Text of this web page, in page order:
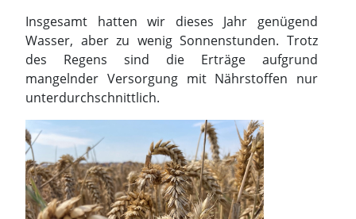
Insgesamt hatten wir dieses Jahr genügend
Wasser, aber zu wenig Sonnenstunden. Trotz
des Regens sind die Erträge aufgrund
mangelnder Versorgung mit Nährstoffen nur
unterdurchschnittlich.